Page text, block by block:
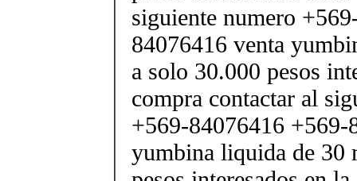
siguiente numero
84076416 venta
a solo 30.000 pesos
compra contactar al
+569-84076416 +569-
yumbina liquida de 30